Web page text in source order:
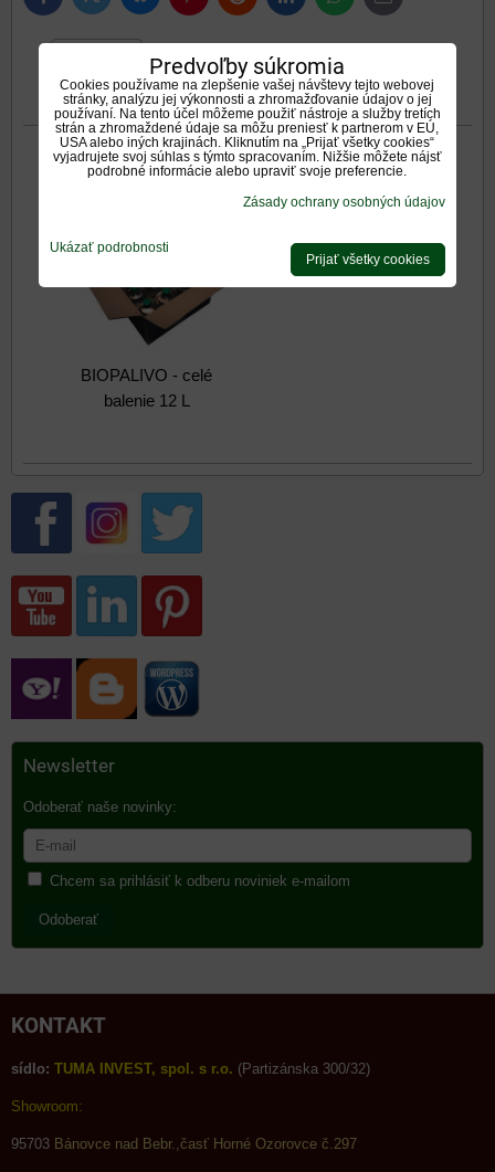
mail
Recenzie Diskusia
Otázka k produktu
Galéria
BIOPALIVO - celé
balenie 12 L
Newsletter
Odoberať naše novinky:
Chcem sa prihlásiť k odberu noviniek e-mailom
Odoberať
KONTAKT
sídlo: TUMA INVEST, spol. s r.o. (Partizánska 300/32)
Showroom:
95703 Bánovce nad Bebr.,časť Horné Ozorovce č.297
Predvoľby súkromia
Cookies používame na zlepšenie vašej návštevy tejto webovej
stránky, analýzu jej výkonnosti a zhromažďovanie údajov o jej
používaní. Na tento účel môžeme použiť nástroje a služby tretích
strán a zhromaždené údaje sa môžu preniesť k partnerom v EÚ,
USA alebo iných krajinách. Kliknutím na „Prijať všetky cookies“
vyjadrujete svoj súhlas s týmto spracovaním. Nižšie môžete nájsť
podrobné informácie alebo upraviť svoje preferencie.
Zásady ochrany osobných údajov
Ukázať podrobnosti
Prijať všetky cookies